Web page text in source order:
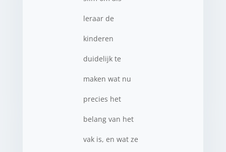
leraar de
kinderen
duidelijk te
maken wat nu
precies het
belang van het
vak is, en wat ze